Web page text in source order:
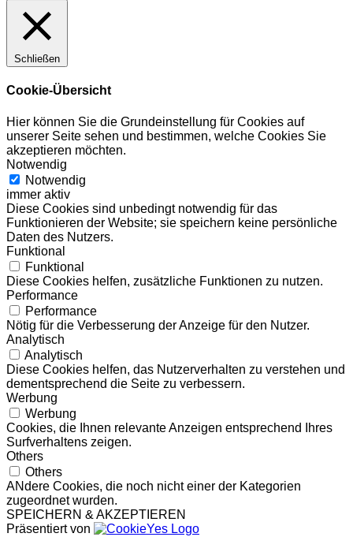
Schließen
Cookie-Übersicht
Hier können Sie die Grundeinstellung für Cookies auf
unserer Seite sehen und bestimmen, welche Cookies Sie
akzeptieren möchten.
Notwendig
Notwendig
immer aktiv
Diese Cookies sind unbedingt notwendig für das
Funktionieren der Website; sie speichern keine persönliche
Daten des Nutzers.
Funktional
Funktional
Diese Cookies helfen, zusätzliche Funktionen zu nutzen.
Performance
Performance
Nötig für die Verbesserung der Anzeige für den Nutzer.
Analytisch
Analytisch
Diese Cookies helfen, das Nutzerverhalten zu verstehen und
dementsprechend die Seite zu verbessern.
Werbung
Werbung
Cookies, die Ihnen relevante Anzeigen entsprechend Ihres
Surfverhaltens zeigen.
Others
Others
ANdere Cookies, die noch nicht einer der Kategorien
zugeordnet wurden.
SPEICHERN & AKZEPTIEREN
Präsentiert von